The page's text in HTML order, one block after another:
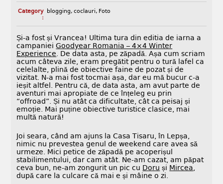
Category
:
blogging, coclauri, Foto
Și-a fost și Vrancea! Ultima tura din editia de iarna a
campanieiGoodyear Romania – 4×4 Winter
Experience . De data asta, pe zăpadă. Așa cum scriam
acum câteva zile, eram pregătit pentru o tură lafel ca
celelalte, plină de obiective faine de pozat și de
vizitat. N-a mai fost tocmai așa, dar eu mă bucur c-a
ieșit altfel. Pentru că, de data asta, am avut parte de
aventuri mai apropiate de ce înțeleg eu prin
“offroad”. Și nu atât ca dificultate, cât ca peisaj și
emoție. Mai puține obiective turistice clasice, mai
multă natură!
Joi seara, când am ajuns la Casa Tisaru, în Lepșa,
nimic nu prevestea genul de weekend care avea să
urmeze. Mici petice de zăpadă pe acoperișul
stabilimentului, dar cam atât. Ne-am cazat, am păpat
ceva bun, ne-am zongurit un pic cu Doru și Mircea
după care la culcare că mai e și mâine o zi.